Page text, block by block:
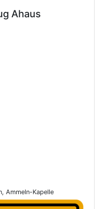
Ahaus
Ammeln-Kapelle